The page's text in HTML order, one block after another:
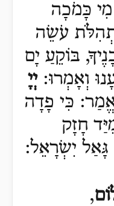
מִי כָּמֹכָה
עֹשֵׂה
בּוֹקֵעַ יָם
וְאָמְרוּ:יְיָ
כִּי פָדָה
חָזָק
גָּאַל יִשְׂרָאֵל:
,